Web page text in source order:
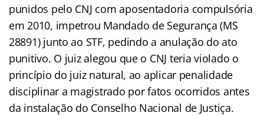
punidos pelo CNJ com aposentadoria compulsória
em 2010, impetrou Mandado de Segurança (MS
28891) junto ao STF, pedindo a anulação do ato
punitivo. O juiz alegou que o CNJ teria violado o
princípio do juiz natural, ao aplicar penalidade
disciplinar a magistrado por fatos ocorridos antes
da instalação do Conselho Nacional de Justiça.